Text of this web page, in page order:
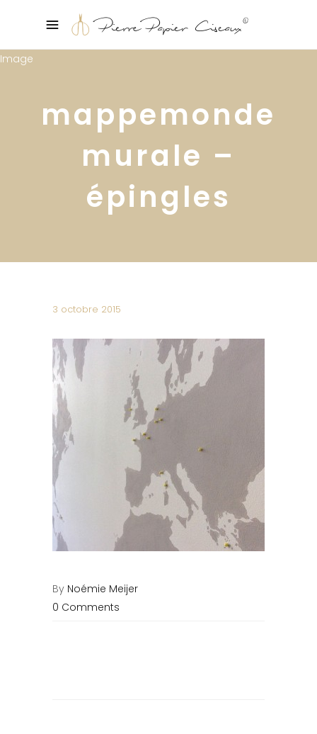
mappemonde
murale –
épingles
3 octobre 2015
By Noémie Meijer
0 Comments